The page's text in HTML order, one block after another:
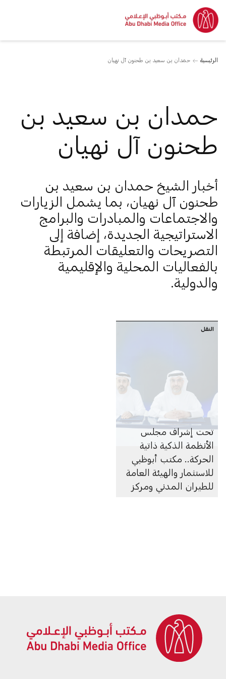
الرئيسية حمدان بن سعيد بن طحنون آل نهيان
حمدان بن سعيد بن
طحنون آل نهيان
أخبار الشيخ حمدان بن سعيد بن
طحنون آل نهيان، بما يشمل الزيارات
والاجتماعات والمبادرات والبرامج
الاستراتيجية الجديدة، إضافة إلى
التصريحات والتعليقات المرتبطة
بالفعاليات المحلية والإقليمية
والدولية.
النقل
تحت إشراف مجلس
الأنظمة الذكية ذاتية
الحركة.. مكتب أبوظبي
للاستثمار والهيئة العامة
للطيران المدني ومركز